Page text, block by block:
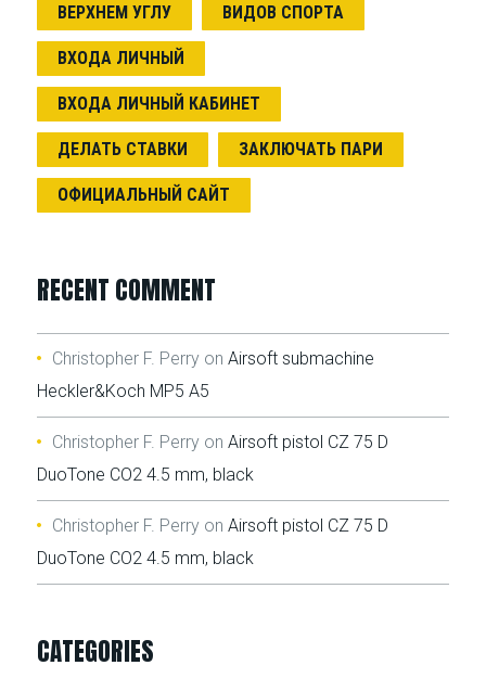
ВЕРХНЕМ УГЛУ ВИДОВ СПОРТА
ВХОДА ЛИЧНЫЙ
ВХОДА ЛИЧНЫЙ КАБИНЕТ
ДЕЛАТЬ СТАВКИ ЗАКЛЮЧАТЬ ПАРИ
ОФИЦИАЛЬНЫЙ САЙТ
RECENT COMMENT
Christopher F. Perry on Airsoft submachine
Heckler&Koch MP5 A5
Christopher F. Perry on Airsoft pistol CZ 75 D
DuoTone CO2 4.5 mm, black
Christopher F. Perry on Airsoft pistol CZ 75 D
DuoTone CO2 4.5 mm, black
CATEGORIES